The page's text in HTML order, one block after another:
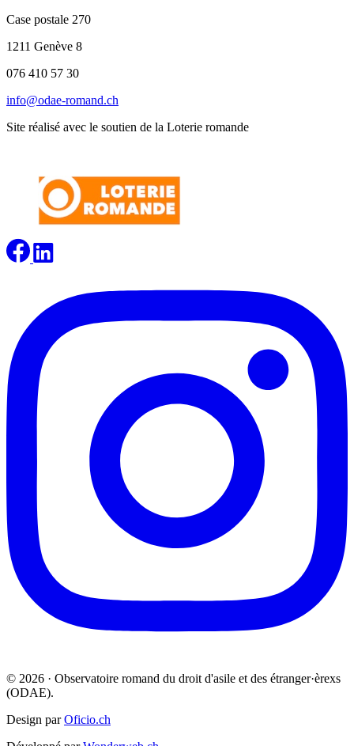
Case postale 270
1211 Genève 8
076 410 57 30
info@odae-romand.ch
Site réalisé avec le soutien de la Loterie romande
© 2026 · Observatoire romand du droit d'asile et des étranger·èrexs
(ODAE).
Design parOficio.ch